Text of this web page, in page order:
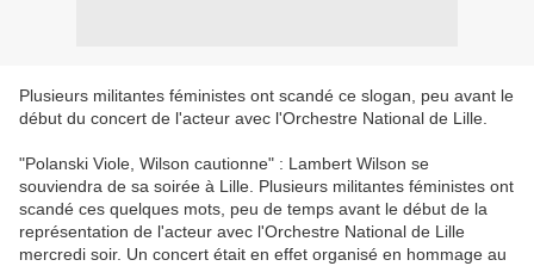
Plusieurs militantes féministes ont scandé ce slogan, peu avant le
début du concert de l'acteur avec l'Orchestre National de Lille.
"Polanski Viole, Wilson cautionne" : Lambert Wilson se
souviendra de sa soirée à Lille. Plusieurs militantes féministes ont
scandé ces quelques mots, peu de temps avant le début de la
représentation de l'acteur avec l'Orchestre National de Lille
mercredi soir. Un concert était en effet organisé en hommage au